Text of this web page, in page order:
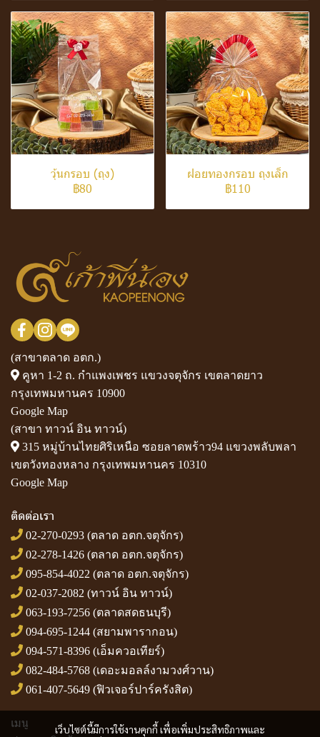
วุ้นกรอบ (ถุง)
฿80
ฝอยทองกรอบ ถุงเล็ก
฿110
เว็บไซต์นี้มีการใช้งานคุกกี้ เพื่อเพิ่มประสิทธิภาพและ
(สาขาตลาด อตก.)
คูหา 1-2 ถ. กำแพงเพชร แขวงจตุจักร เขตลาดยาว
กรุงเทพมหานคร 10900
Google Map
(สาขา ทาวน์ อิน ทาวน์)
315 หมู่บ้านไทยศิริเหนือ ซอยลาดพร้าว94 แขวงพลับพลา
เขตวังทองหลาง กรุงเทพมหานคร 10310
Google Map
ติดต่อเรา
02-270-0293 (ตลาด อตก.จตุจักร)
02-278-1426 (ตลาด อตก.จตุจักร)
095-854-4022 (ตลาด อตก.จตุจักร)
02-037-2082 (ทาวน์ อิน ทาวน์)
063-193-7256 (ตลาดสดธนบุรี)
094-695-1244 (สยามพารากอน)
094-571-8396 (เอ็มควอเทียร์)
082-484-5768 (เดอะมอลล์งามวงศ์วาน)
061-407-5649 (ฟิวเจอร์ปาร์ครังสิต)
เมนู